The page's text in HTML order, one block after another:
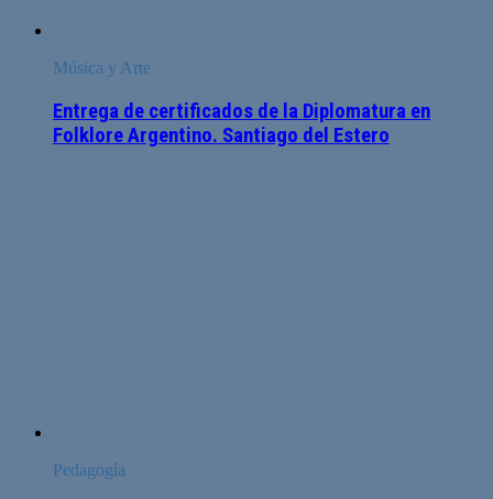
Música y Arte
Entrega de certificados de la Diplomatura en
Folklore Argentino. Santiago del Estero
Pedagogía